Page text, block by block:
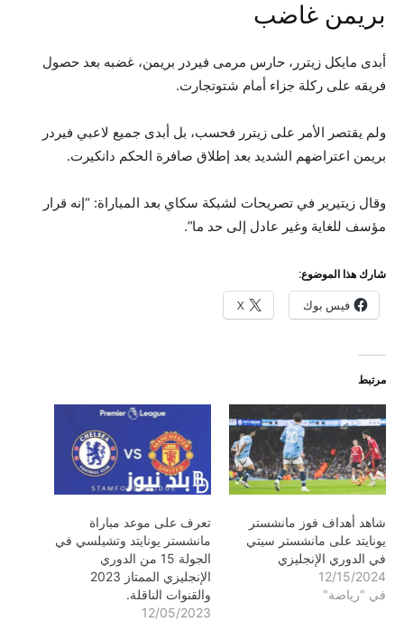
بريمن غاضب
أبدى مايكل زيترر، حارس مرمى فيردر بريمن، غضبه بعد حصول
فريقه على ركلة جزاء أمام شتوتجارت.
ولم يقتصر الأمر على زيترر فحسب، بل أبدى جميع لاعبي فيردر
بريمن اعتراضهم الشديد بعد إطلاق صافرة الحكم دانكيرت.
وقال زيتيرير في تصريحات لشبكة سكاي بعد المباراة: “إنه قرار
مؤسف للغاية وغير عادل إلى حد ما”.
شارك هذا الموضوع:
فيس بوك X
مرتبط
شاهد أهداف فوز مانشستر
يونايتد على مانشستر سيتي
في الدوري الإنجليزي
12/15/2024
في "رياضة"
تعرف على موعد مباراة
مانشستر يونايتد وتشيلسي في
الجولة 15 من الدوري
الإنجليزي الممتاز 2023
والقنوات الناقلة.
12/05/2023